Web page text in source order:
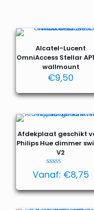
Alcatel-Lucent
OmniAccess Stellar
wallmount
€9,50
Afdekplaat geschikt
Philips Hue dimmer
V2
4.76
Vanaf: €8,75